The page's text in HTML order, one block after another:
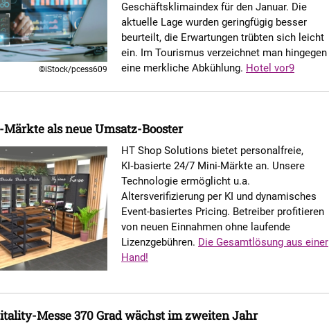
©iStock/pcess609
Geschäftsklimaindex für den Januar. Die
aktuelle Lage wurden geringfügig besser
beurteilt, die Erwartungen trübten sich leicht
ein. Im Tourismus verzeichnet man hingegen
eine merkliche Abkühlung. Hotel vor9
als neue Umsatz-Booster
HT Shop Solutions bietet personalfreie,
KI‑basierte 24/7 Mini-Märkte an. Unsere
Technologie ermöglicht u.a.
Altersverifizierung per KI und dynamisches
Event-basiertes Pricing. Betreiber profitieren
von neuen Einnahmen ohne laufende
Lizenzgebühren. Die Gesamtlösung aus einer
Hand!
Messe 370 Grad wächst im zweiten Jahr